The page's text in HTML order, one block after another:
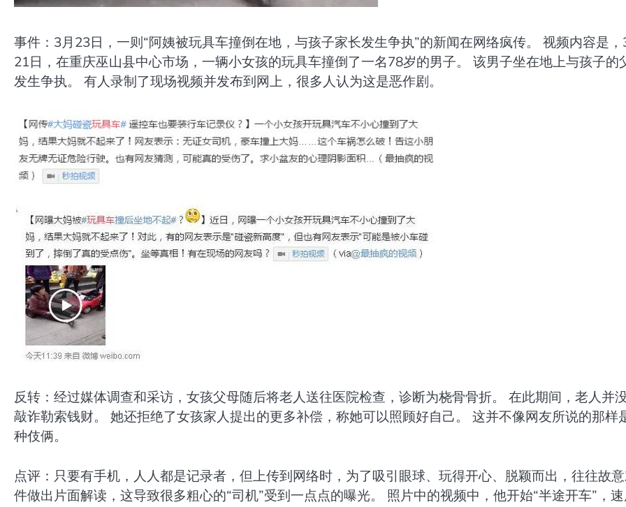
事件：3月23日，一则“阿姨被玩具车撞倒在地，与孩子家长发生争执”的新闻在网络疯传。 视频内容是
21日，在重庆巫山县中心市场，一辆小女孩的玩具车撞倒了一名78岁的男子。 该男子坐在地上与孩子的
发生争执。 有人录制了现场视频并发布到网上，很多人认为这是恶作剧。
反转：经过媒体调查和采访，女孩父母随后将老人送往医院检查，诊断为桡骨骨折。 在此期间，老人并
敲诈勒索钱财。 她还拒绝了女孩家人提出的更多补偿，称她可以照顾好自己。 这并不像网友所说的那样
种伎俩。
点评：只要有手机，人人都是记录者，但上传到网络时，为了吸引眼球、玩得开心、脱颖而出，往往故
件做出片面解读，这导致很多粗心的“司机”受到一点点的曝光。 照片中的视频中，他开始“半途开车”，